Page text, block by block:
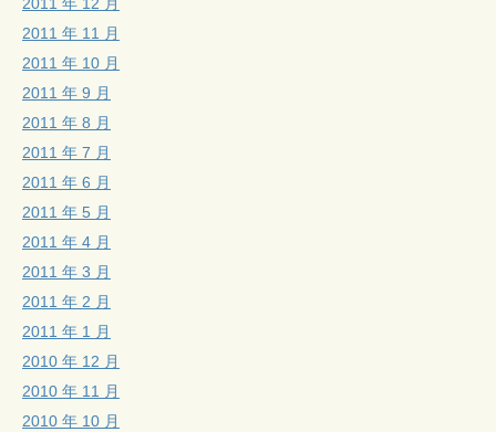
2011 年 11 月
2011 年 10 月
2011 年 9 月
2011 年 8 月
2011 年 7 月
2011 年 6 月
2011 年 5 月
2011 年 4 月
2011 年 3 月
2011 年 2 月
2011 年 1 月
2010 年 12 月
2010 年 11 月
2010 年 10 月